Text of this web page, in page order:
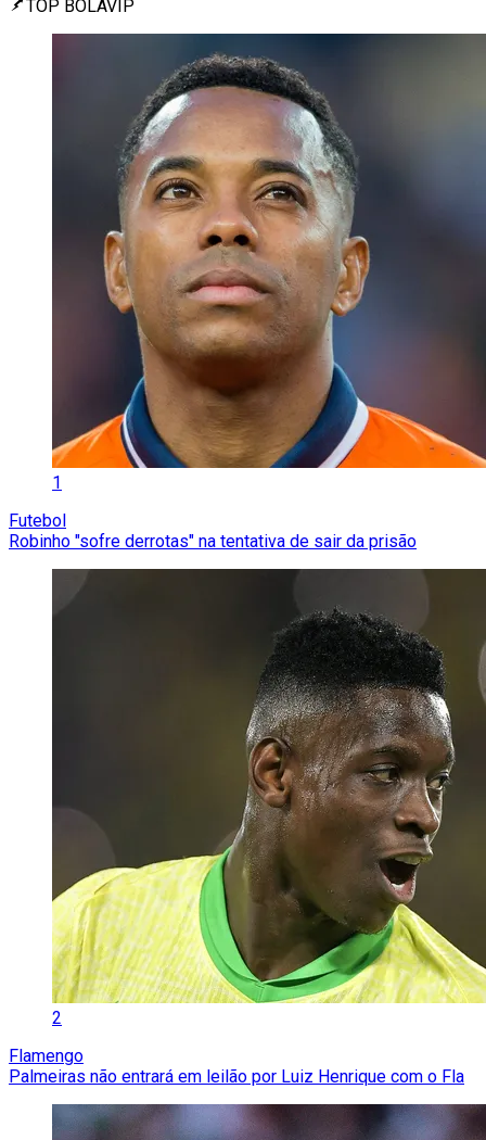
TOP BOLAVIP
1
Futebol
Robinho "sofre derrotas" na tentativa de sair da prisão
2
Flamengo
Palmeiras não entrará em leilão por Luiz Henrique com o Fla